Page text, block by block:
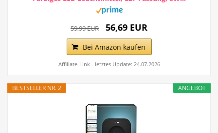
59,99 EUR 56,69 EUR
Bei Amazon kaufen
Affiliate-Link - letztes Update: 24.07.2026
ANGEBOT
BESTSELLER NR. 2